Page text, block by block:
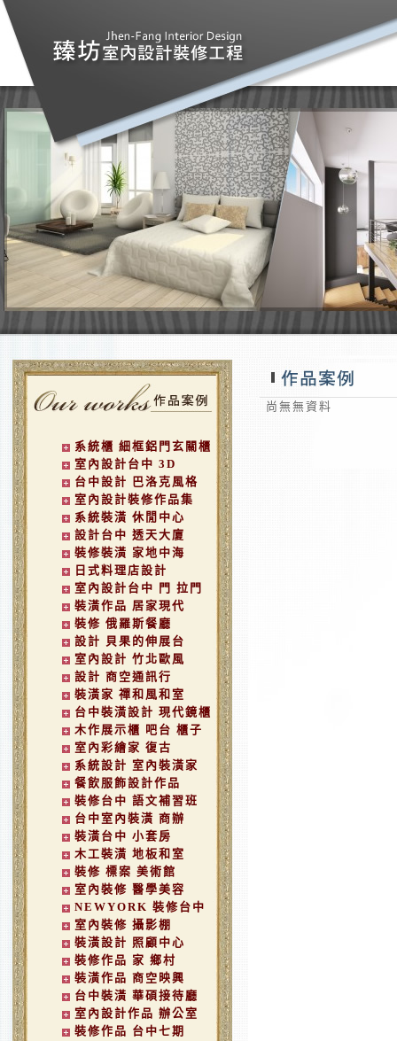
系統櫃 細框鋁門玄關櫃
室內設計台中 3D
台中設計 巴洛克風格
室內設計裝修作品集
系統裝潢 休閒中心
設計台中 透天大廈
裝修裝潢 家地中海
日式料理店設計
室內設計台中 門 拉門
裝潢作品 居家現代
裝修 俄羅斯餐廳
設計 貝果的伸展台
室內設計 竹北歐風
設計 商空通訊行
裝潢家 禪和風和室
台中裝潢設計 現代鏡櫃
木作展示櫃 吧台 櫃子
室內彩繪家 復古
系統設計 室內裝潢家
餐飲服飾設計作品
裝修台中 語文補習班
台中室內裝潢 商辦
裝潢台中 小套房
木工裝潢 地板和室
裝修 標案 美術館
室內裝修 醫學美容
NEWYORK 裝修台中
室內裝修 攝影棚
裝潢設計 照顧中心
裝修作品 家 鄉村
裝潢作品 商空映興
台中裝潢 華碩接待廳
室內設計作品 辦公室
裝修作品 台中七期
尚無無資料